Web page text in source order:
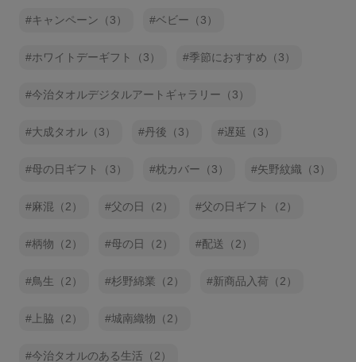
キャンペーン（3） ベビー（3）
ホワイトデーギフト（3） 季節におすすめ（3）
今治タオルデジタルアートギャラリー（3）
大成タオル（3） 丹後（3） 遅延（3）
母の日ギフト（3） 枕カバー（3） 矢野紋織（3）
麻混（2） 父の日（2） 父の日ギフト（2）
柄物（2） 母の日（2） 配送（2）
鳥生（2） 杉野綿業（2） 新商品入荷（2）
上脇（2） 城南織物（2）
今治タオルのある生活（2）